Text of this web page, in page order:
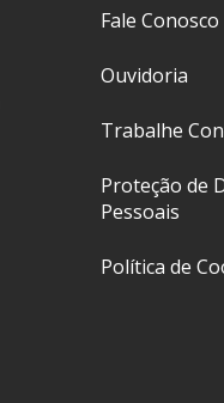
Fale Conosco
Ouvidoria
Trabalhe
Proteção de
Pessoais
Política de